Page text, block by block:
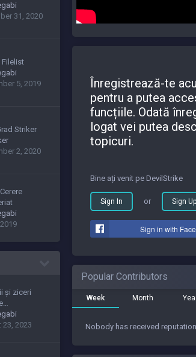
31, 2020
Filelist
5, 2019
Striker
2, 2020
și ziceri
2023
Înregistrează-te
pentru a putea
funcțiile. Odată
logat vei putea
topicuri.
Bine ați venit pe DevilStrike
Sign In or Sign Up
Sign in with
Popular Contributors
Week Month
Nobody has received